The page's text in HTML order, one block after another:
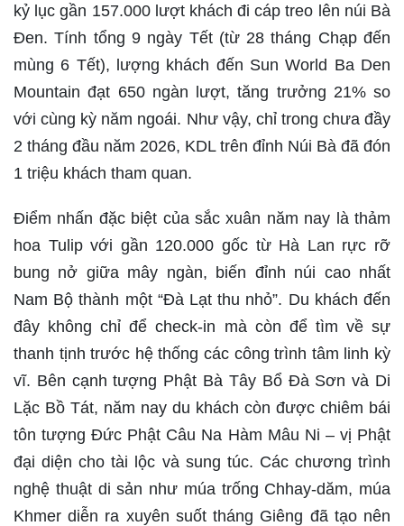
kỷ lục gần 157.000 lượt khách đi cáp treo lên núi Bà
Đen. Tính tổng 9 ngày Tết (từ 28 tháng Chạp đến
mùng 6 Tết), lượng khách đến Sun World Ba Den
Mountain đạt 650 ngàn lượt, tăng trưởng 21% so
với cùng kỳ năm ngoái. Như vậy, chỉ trong chưa đầy
2 tháng đầu năm 2026, KDL trên đỉnh Núi Bà đã đón
1 triệu khách tham quan.
Điểm nhấn đặc biệt của sắc xuân năm nay là thảm
hoa Tulip với gần 120.000 gốc từ Hà Lan rực rỡ
bung nở giữa mây ngàn, biến đỉnh núi cao nhất
Nam Bộ thành một “Đà Lạt thu nhỏ”. Du khách đến
đây không chỉ để check-in mà còn để tìm về sự
thanh tịnh trước hệ thống các công trình tâm linh kỳ
vĩ. Bên cạnh tượng Phật Bà Tây Bổ Đà Sơn và Di
Lặc Bồ Tát, năm nay du khách còn được chiêm bái
tôn tượng Đức Phật Câu Na Hàm Mâu Ni – vị Phật
đại diện cho tài lộc và sung túc. Các chương trình
nghệ thuật di sản như múa trống Chhay-dăm, múa
Khmer diễn ra xuyên suốt tháng Giêng đã tạo nên